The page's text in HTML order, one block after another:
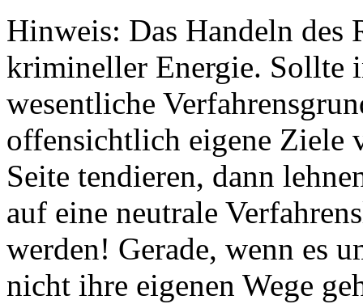
Hinweis: Das Handeln des
krimineller Energie. Sollte
wesentliche
offensichtlich eigene Ziele
Seite tendieren, dann
auf eine neutrale
werden! Gerade, wenn es
nicht ihre eigenen Wege